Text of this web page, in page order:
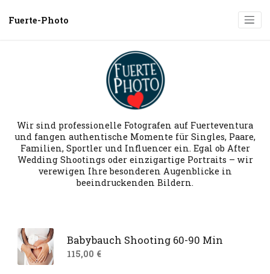
Fuerte-Photo
Wir sind professionelle Fotografen auf Fuerteventura
und fangen authentische Momente für Singles, Paare,
Familien, Sportler und Influencer ein. Egal ob After
Wedding Shootings oder einzigartige Portraits – wir
verewigen Ihre besonderen Augenblicke in
beeindruckenden Bildern.
Babybauch Shooting 60-90 Min
115,00 €